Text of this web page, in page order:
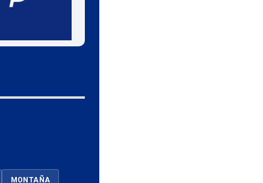
MONTAÑA